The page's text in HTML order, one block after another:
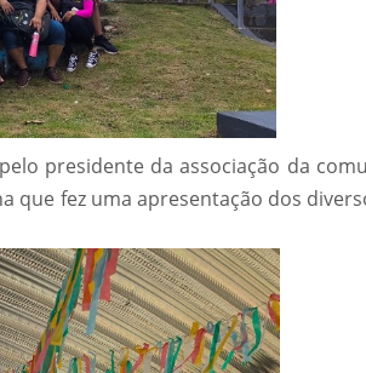
presidente da associação da
que fez uma apresentação dos